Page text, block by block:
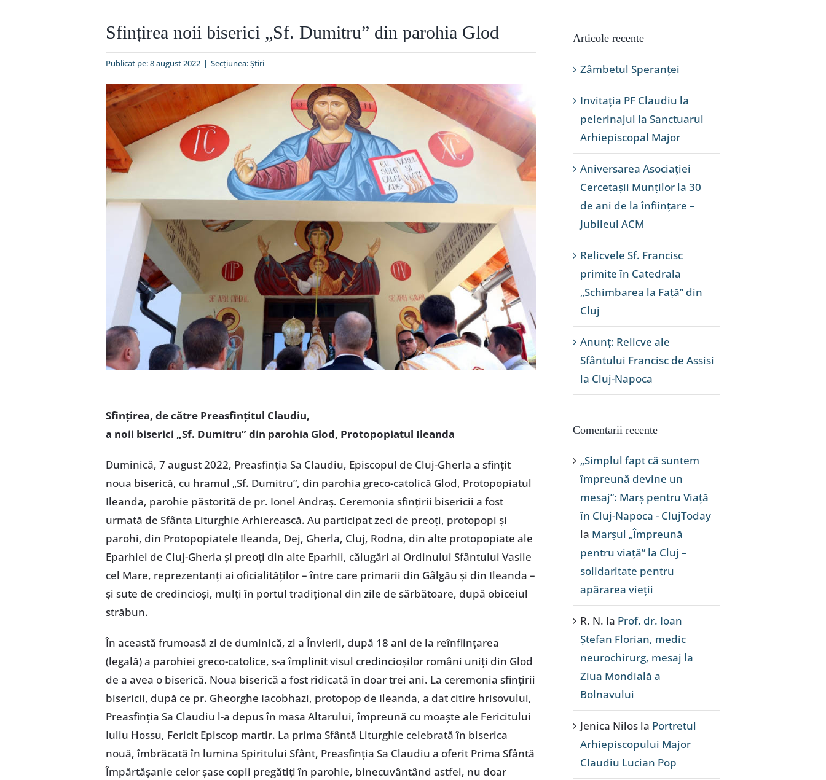
Sfințirea noii biserici „Sf. Dumitru” din parohia Glod
Publicat pe: 8 august 2022 | Secțiunea:Ştiri
Sfințirea, de către Preasfințitul Claudiu,
a noii biserici „Sf. Dumitru” din parohia Glod, Protopopiatul Ileanda
Duminică, 7 august 2022, Preasfinția Sa Claudiu, Episcopul de Cluj-Gherla a sfințit
noua biserică, cu hramul „Sf. Dumitru”, din parohia greco-catolică Glod, Protopopiatul
Ileanda, parohie păstorită de pr. Ionel Andraș. Ceremonia sfințirii bisericii a fost
urmată de Sfânta Liturghie Arhierească. Au participat zeci de preoți, protopopi și
parohi, din Protopopiatele Ileanda, Dej, Gherla, Cluj, Rodna, din alte protopopiate ale
Eparhiei de Cluj-Gherla și preoți din alte Eparhii, călugări ai Ordinului Sfântului Vasile
cel Mare, reprezentanți ai oficialităților – între care primarii din Gâlgău și din Ileanda –
și sute de credincioși, mulți în portul tradițional din zile de sărbătoare, după obiceiul
străbun.
În această frumoasă zi de duminică, zi a Învierii, după 18 ani de la reînființarea
(legală) a parohiei greco-catolice, s-a împlinit visul credincioșilor români uniți din Glod
de a avea o biserică. Noua biserică a fost ridicată în doar trei ani. La ceremonia sfințirii
bisericii, după ce pr. Gheorghe Iacobhazi, protopop de Ileanda, a dat citire hrisovului,
Preasfinția Sa Claudiu l-a depus în masa Altarului, împreună cu moaște ale Fericitului
Iuliu Hossu, Fericit Episcop martir. La prima Sfântă Liturghie celebrată în biserica
nouă, îmbrăcată în lumina Spiritului Sfânt, Preasfinția Sa Claudiu a oferit Prima Sfântă
Împărtășanie celor șase copii pregătiți în parohie, binecuvântând astfel, nu doar
Articole recente
Zâmbetul Speranței
Invitația PF Claudiu la
pelerinajul la Sanctuarul
Arhiepiscopal Major
Aniversarea Asociației
Cercetașii Munților la 30
de ani de la înființare –
Jubileul ACM
Relicvele Sf. Francisc
primite în Catedrala
„Schimbarea la Față” din
Cluj
Anunț: Relicve ale
Sfântului Francisc de Assisi
la Cluj-Napoca
Comentarii recente
„Simplul fapt că suntem
împreună devine un
mesaj”: Marș pentru Viață
în Cluj-Napoca - ClujToday
la Marșul „Împreună
pentru viață” la Cluj –
solidaritate pentru
apărarea vieții
R. N. la Prof. dr. Ioan
Ștefan Florian, medic
neurochirurg, mesaj la
Ziua Mondială a
Bolnavului
Jenica Nilos la Portretul
Arhiepiscopului Major
Claudiu Lucian Pop